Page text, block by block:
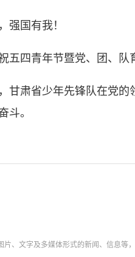
国有我！
四青年节暨党、团、队
肃省少年先锋队在党的
斗。
片、文字及多媒体形式的新闻、信息等